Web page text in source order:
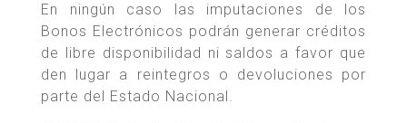
En ningún caso las imputaciones de los
Bonos Electrónicos podrán generar créditos
de libre disponibilidad ni saldos a favor que
den lugar a reintegros o devoluciones por
parte del Estado Nacional.